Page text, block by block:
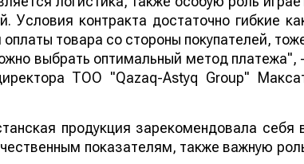
Условия контракта достаточно гибкие
товара со стороны покупателей,
выбрать оптимальный метод платежа",
ТОО "Qazaq-Astyq Group"
продукция зарекомендовала себя
показателям, также важную